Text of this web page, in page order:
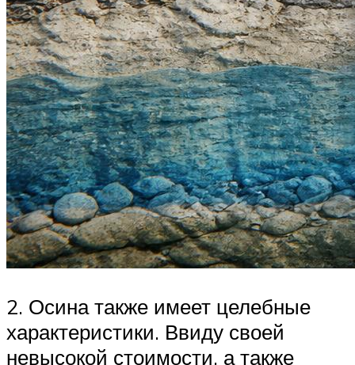
2. Осина также имеет целебные
характеристики. Ввиду своей
невысокой стоимости, а также